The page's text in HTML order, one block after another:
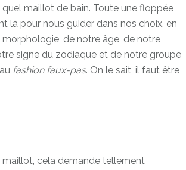
quel maillot de bain. Toute une floppée
là pour nous guider dans nos choix, en
de notre âge, de notre
signe du zodiaque et de notre groupe
fashion faux-pas. On le sait, il faut être
maillot, cela demande tellement